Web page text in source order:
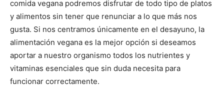
Receta
Cocina
comida vegana podremos disfrutar de todo tipo de platos
y alimentos sin tener que renunciar a lo que más nos
gusta. Si nos centramos únicamente en el desayuno, la
alimentación vegana es la mejor opción si deseamos
aportar a nuestro organismo todos los nutrientes y
vitaminas esenciales que sin duda necesita para
funcionar correctamente.